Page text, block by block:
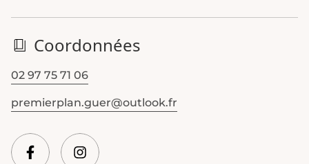
Coordonnées
02 97 75 71 06
premierplan.guer@outlook.fr